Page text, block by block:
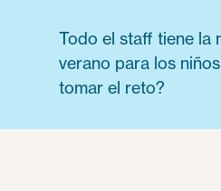
Todo el staff tiene la
verano para los
tomar el reto?